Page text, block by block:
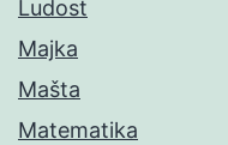
Ludost
Majka
Mašta
Matematika